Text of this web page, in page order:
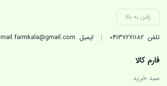
رفتن به بالا
تلفن 04137271182 ایمیل mail.farmkala@gmail.com
فارم کالا
سبد خرید